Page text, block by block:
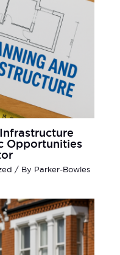
Opportunities
/ By Parker-Bowles